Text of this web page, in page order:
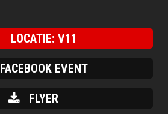
LOCATIE: V11
FACEBOOK EVENT
FLYER